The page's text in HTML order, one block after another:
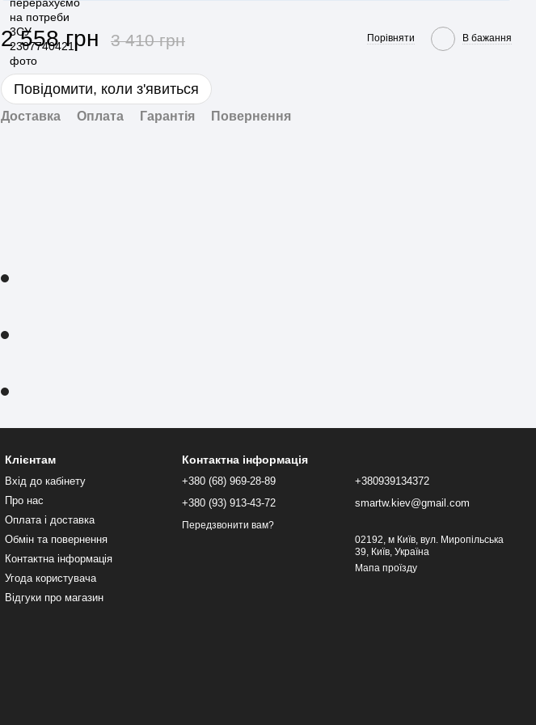
2 558 грн 3 410 грн Порівняти В бажання
Повідомити, коли з'явиться
Доставка Оплата Гарантія Повернення
Клієнтам
Вхід до кабінету
Про нас
Оплата і доставка
Обмін та повернення
Контактна інформація
Угода користувача
Відгуки про магазин
Контактна інформація
+380 (68) 969-28-89
+380 (93) 913-43-72
Передзвонити вам?
+380939134372
smartw.kiev@gmail.com
02192, м Київ, вул. Миропільська
39, Київ, Україна
Мапа проїзду